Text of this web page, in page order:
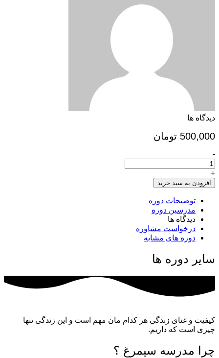
دیدگاه ها
500,000 تومان
ثبت
نام
اقساط
سطح
کانون
مهارت
های
تسهیلگری14010602
تعداد
-
+
افزودن به سبد خرید
توضیحات دوره
مدرسین دوره
دیدگاه ها
درخواست مشاوره
دوره های مشابه
سایر دوره ها
کیفیت و غنای زندگی هر کدام مان مهم است و این زندگی تنها
چیزی است که داریم.
چرا مدرسه سیمرغ ؟